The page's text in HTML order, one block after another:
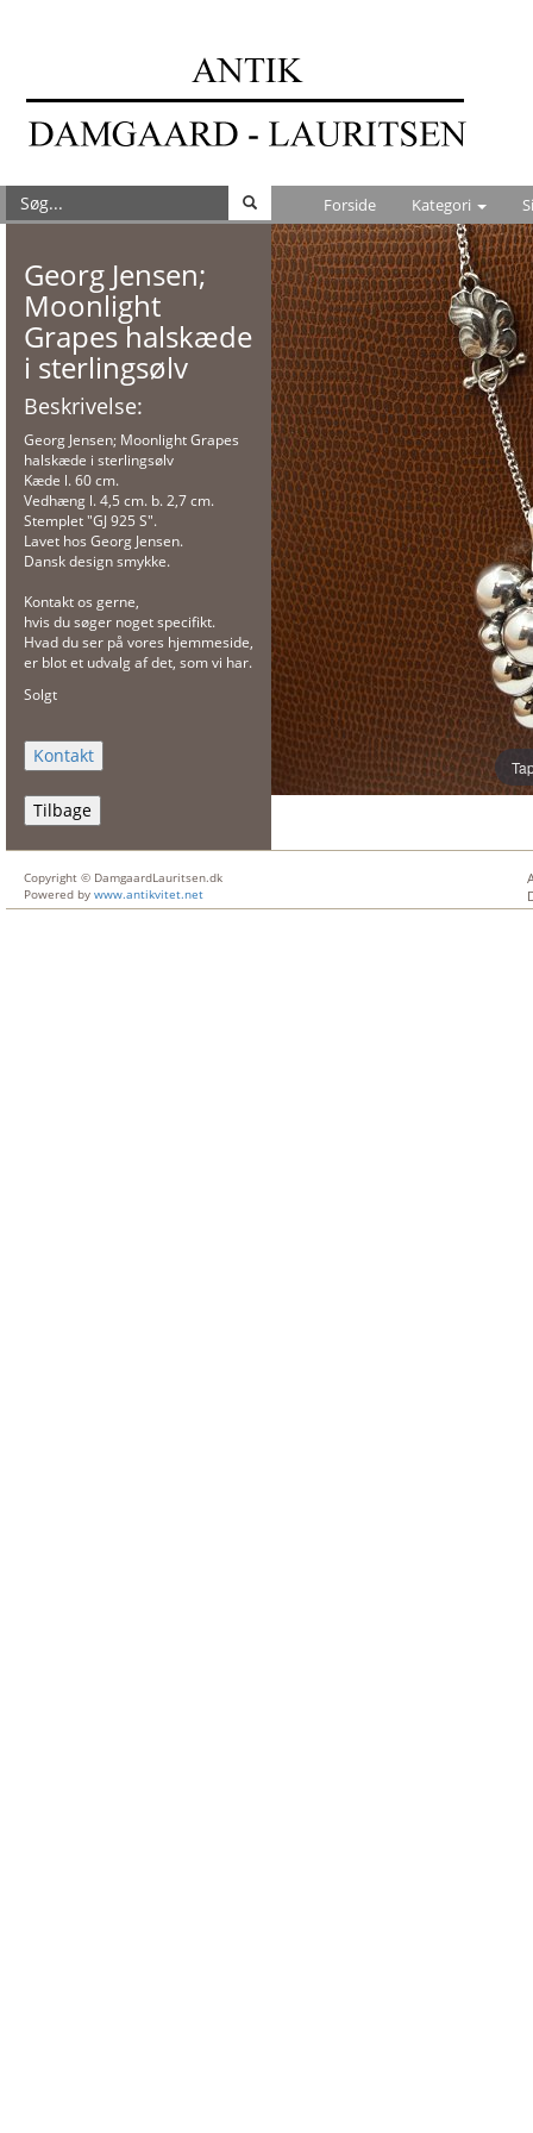
Forside Kategori
Georg Jensen;
Moonlight
Grapes halskæde
i sterlingsølv
Beskrivelse:
Georg Jensen; Moonlight Grapes
halskæde i sterlingsølv
Kæde l. 60 cm.
Vedhæng l. 4,5 cm. b. 2,7 cm.
Stemplet "GJ 925 S".
Lavet hos Georg Jensen.
Dansk design smykke.
Kontakt os gerne,
hvis du søger noget specifikt.
Hvad du ser på vores hjemmeside,
er blot et udvalg af det, som vi har.
Solgt
Tilbage
Copyright © DamgaardLauritsen.dk
Powered by www.antikvitet.net